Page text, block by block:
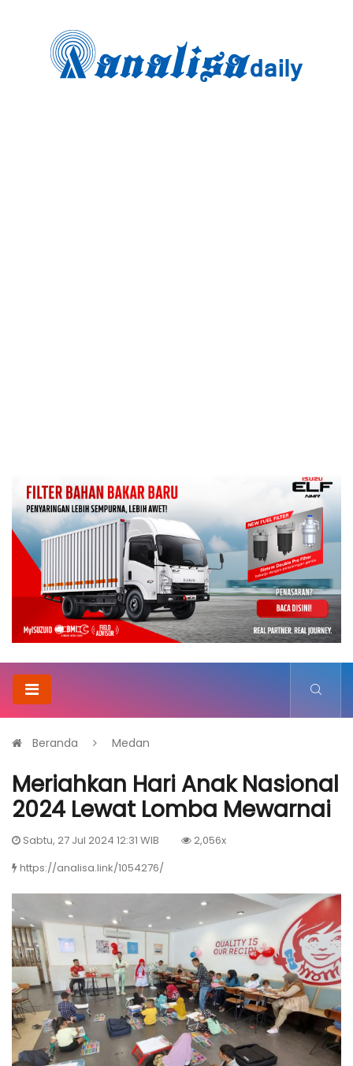
Beranda Medan
Meriahkan Hari Anak Nasional
2024 Lewat Lomba Mewarnai
Sabtu, 27 Jul 2024 12:31 WIB
2,056x
https://analisa.link/1054276/